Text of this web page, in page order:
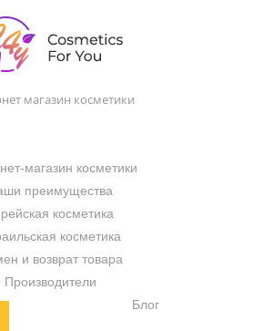
магазин косметики
магазин косметики
преимущества
косметика
косметика
и возврат товара
Производители
Блог